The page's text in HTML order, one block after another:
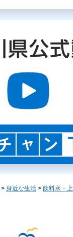
> 身近な生活 > 飲料水・